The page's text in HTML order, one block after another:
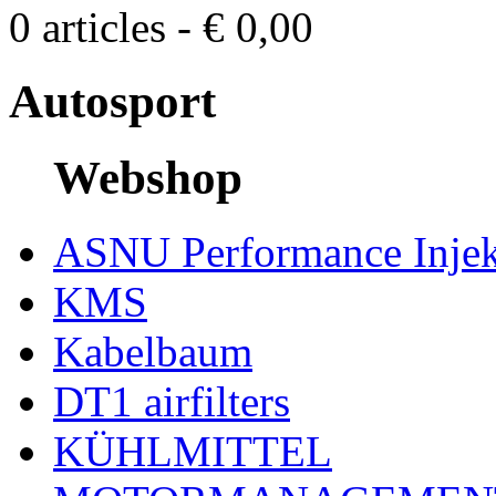
0 articles - € 0,00
Autosport
Webshop
ASNU Performance
KMS
Kabelbaum
DT1 airfilters
KÜHLMITTEL